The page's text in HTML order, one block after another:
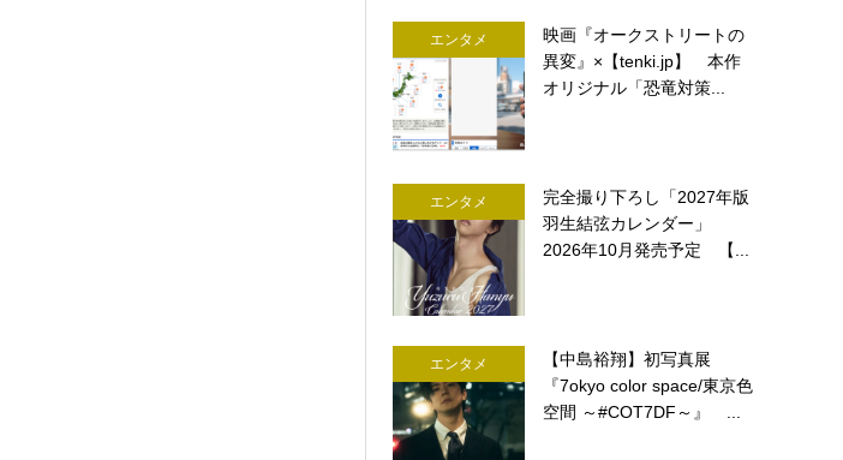
エンタメ
映画『オークストリートの
異変』×【tenki.jp】 本作
オリジナル「恐竜対策...
エンタメ
完全撮り下ろし「2027年版
羽生結弦カレンダー」
2026年10月発売予定 【...
エンタメ
【中島裕翔】初写真展
『7okyo color space/東京色
空間 ～#COT7DF～』 ...